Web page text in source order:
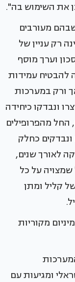
את השימוש בה".
מעורבים
רק עניין של
וערך מוסף
להבטיח עמידות
ורק במערכות
ונבדקו כיחידה
מהפרופילים
ונבדקים כחלק
לאורך שנים,
שמצויה על כל
קליל ומתן
מקוריות
ומגיעות עם